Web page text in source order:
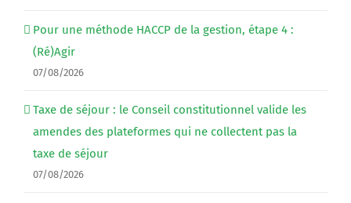
Pour une méthode HACCP de la gestion, étape 4 :
(Ré)Agir
07/08/2026
Taxe de séjour : le Conseil constitutionnel valide les
amendes des plateformes qui ne collectent pas la
taxe de séjour
07/08/2026